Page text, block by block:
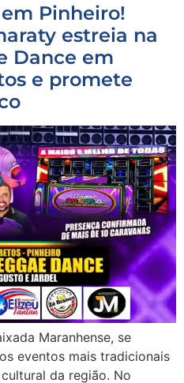
Pinheiro!
estreia na
Dance em
e promete
Maranhense, se
eventos mais tradicionais
da região. No